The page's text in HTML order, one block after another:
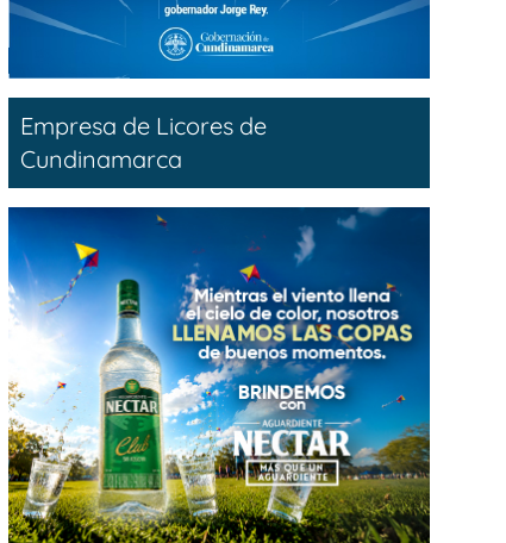
Empresa de Licores de
Cundinamarca